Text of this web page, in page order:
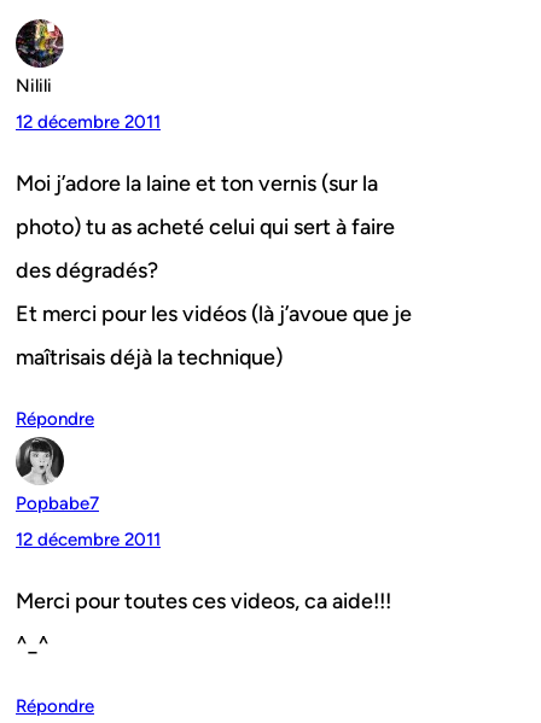
Nilili
12 décembre 2011
Moi j’adore la laine et ton vernis (sur la
photo) tu as acheté celui qui sert à faire
des dégradés?
Et merci pour les vidéos (là j’avoue que je
maîtrisais déjà la technique)
Répondre
Popbabe7
12 décembre 2011
Merci pour toutes ces videos, ca aide!!!
^_^
Répondre